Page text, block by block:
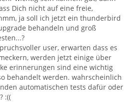
Dich nicht auf eine freie,
ja soll ich jetzt ein thunderbird
behandeln und groß
user, erwarten dass es
werden jetzt einige über
erinnerungen sind eine wichtig
behandelt werden. wahrscheinlich
automatischen tests dafür oder
:((